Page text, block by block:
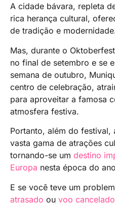
A cidade bávara, repleta
rica herança cultural,
de tradição e
Mas, durante o
no final de setembro e se
semana de outubro,
centro de celebração,
para aproveitar a famosa
atmosfera festiva.
Portanto, além do festival,
vasta gama de atrações
tornando-se um destino
Europa nesta época do
E se você teve um
atrasado ou voo cancelado